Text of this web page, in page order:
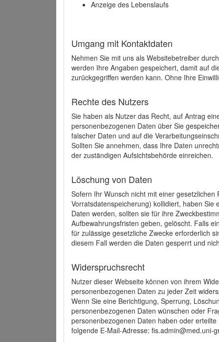
Anzeige des Lebenslaufs
Umgang mit Kontaktdaten
Nehmen Sie mit uns als Websitebetreiber
werden Ihre Angaben gespeichert, damit auf
zurückgegriffen werden kann. Ohne Ihre
Rechte des Nutzers
Sie haben als Nutzer das Recht, auf Antrag
personenbezogenen Daten über Sie
falscher Daten und auf die
Sollten Sie annehmen, dass Ihre Daten
der zuständigen Aufsichtsbehörde einreichen.
Löschung von Daten
Sofern Ihr Wunsch nicht mit einer
Vorratsdatenspeicherung) kollidiert, haben
Daten werden, sollten sie für ihre
Aufbewahrungsfristen geben, gelöscht. Falls
für zulässige gesetzliche Zwecke erforderlich
diesem Fall werden die Daten gesperrt und
Widerspruchsrecht
Nutzer dieser Webseite können von ihrem
personenbezogenen Daten zu jeder Zeit
Wenn Sie eine Berichtigung, Sperrung,
personenbezogenen Daten wünschen oder
personenbezogenen Daten haben oder
folgende E-Mail-Adresse: fis.admin@med.uni-